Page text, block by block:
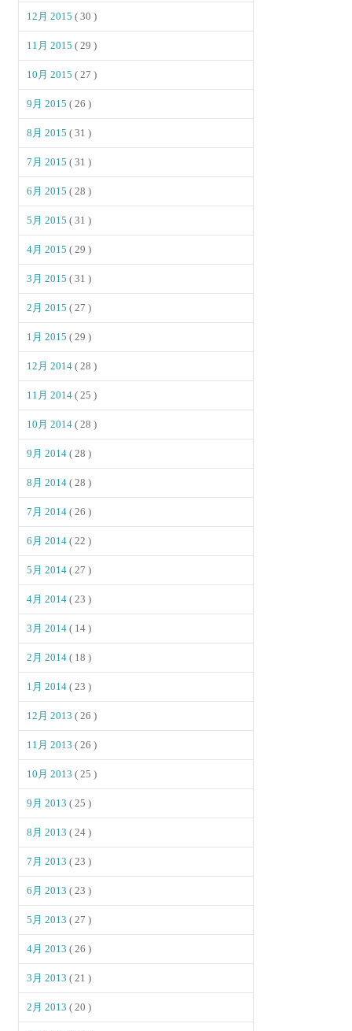
12月 2015( 30 )
11月 2015( 29 )
10月 2015( 27 )
9月 2015( 26 )
8月 2015( 31 )
7月 2015( 31 )
6月 2015( 28 )
5月 2015( 31 )
4月 2015( 29 )
3月 2015( 31 )
2月 2015( 27 )
1月 2015( 29 )
12月 2014( 28 )
11月 2014( 25 )
10月 2014( 28 )
9月 2014( 28 )
8月 2014( 28 )
7月 2014( 26 )
6月 2014( 22 )
5月 2014( 27 )
4月 2014( 23 )
3月 2014( 14 )
2月 2014( 18 )
1月 2014( 23 )
12月 2013( 26 )
11月 2013( 26 )
10月 2013( 25 )
9月 2013( 25 )
8月 2013( 24 )
7月 2013( 23 )
6月 2013( 23 )
5月 2013( 27 )
4月 2013( 26 )
3月 2013( 21 )
2月 2013( 20 )